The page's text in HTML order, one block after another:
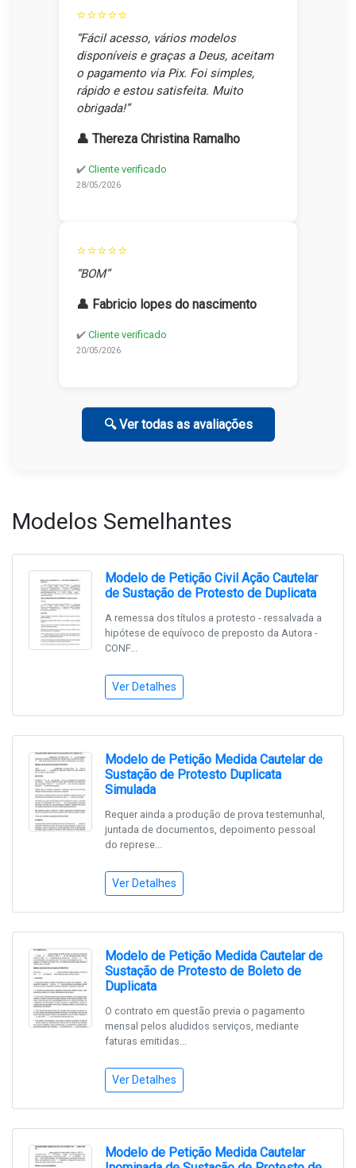
⭐⭐⭐⭐⭐
“Fácil acesso, vários modelos
disponíveis e graças a Deus, aceitam
o pagamento via Pix. Foi simples,
rápido e estou satisfeita. Muito
obrigada!”
👤 Thereza Christina Ramalho
✔️ Cliente verificado
28/05/2026
⭐⭐⭐⭐⭐
“BOM”
👤 Fabricio lopes do nascimento
✔️ Cliente verificado
20/05/2026
🔍 Ver todas as avaliações
Modelos Semelhantes
Modelo de Petição Civil Ação Cautelar
de Sustação de Protesto de Duplicata
A remessa dos títulos a protesto - ressalvada a
hipótese de equívoco de preposto da Autora -
CONF...
Ver Detalhes
Modelo de Petição Medida Cautelar de
Sustação de Protesto Duplicata
Simulada
Requer ainda a produção de prova testemunhal,
juntada de documentos, depoimento pessoal
do represe...
Ver Detalhes
Modelo de Petição Medida Cautelar de
Sustação de Protesto de Boleto de
Duplicata
O contrato em questão previa o pagamento
mensal pelos aludidos serviços, mediante
faturas emitidas...
Ver Detalhes
Modelo de Petição Medida Cautelar